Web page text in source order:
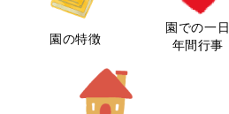
園の特徴
園での一日
年間行事